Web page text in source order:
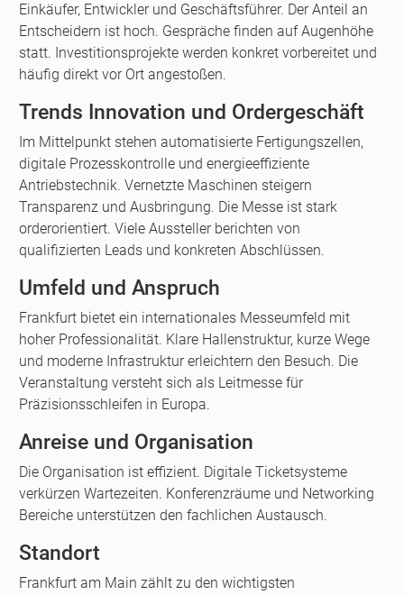
Einkäufer, Entwickler und Geschäftsführer. Der Anteil an
Entscheidern ist hoch. Gespräche finden auf Augenhöhe
statt. Investitionsprojekte werden konkret vorbereitet und
häufig direkt vor Ort angestoßen.
Trends Innovation und Ordergeschäft
Im Mittelpunkt stehen automatisierte Fertigungszellen,
digitale Prozesskontrolle und energieeffiziente
Antriebstechnik. Vernetzte Maschinen steigern
Transparenz und Ausbringung. Die Messe ist stark
orderorientiert. Viele Aussteller berichten von
qualifizierten Leads und konkreten Abschlüssen.
Umfeld und Anspruch
Frankfurt bietet ein internationales Messeumfeld mit
hoher Professionalität. Klare Hallenstruktur, kurze Wege
und moderne Infrastruktur erleichtern den Besuch. Die
Veranstaltung versteht sich als Leitmesse für
Präzisionsschleifen in Europa.
Anreise und Organisation
Die Organisation ist effizient. Digitale Ticketsysteme
verkürzen Wartezeiten. Konferenzräume und Networking
Bereiche unterstützen den fachlichen Austausch.
Standort
Frankfurt am Main zählt zu den wichtigsten